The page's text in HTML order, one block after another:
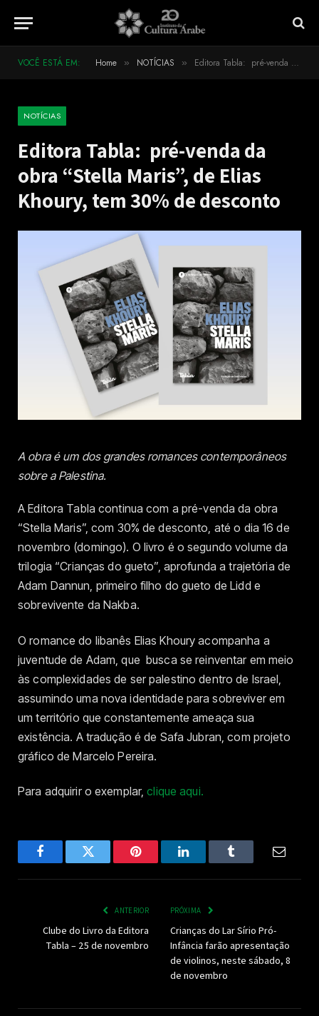
VOCÊ ESTÁ EM: Home » NOTÍCIAS » Editora Tabla: pré-venda da obra “Stella Maris”, de Elias Khoury, tem 30% de desconto
NOTÍCIAS
Editora Tabla: pré-venda da
obra “Stella Maris”, de Elias
Khoury, tem 30% de desconto
A obra é um dos grandes romances contemporâneos
sobre a Palestina.
A Editora Tabla continua com a pré-venda da obra
“Stella Maris”, com 30% de desconto, até o dia 16 de
novembro (domingo). O livro é o segundo volume da
trilogia “Crianças do gueto”, aprofunda a trajetória de
Adam Dannun, primeiro filho do gueto de Lidd e
sobrevivente da Nakba.
O romance do libanês Elias Khoury acompanha a
juventude de Adam, que busca se reinventar em meio
às complexidades de ser palestino dentro de Israel,
assumindo uma nova identidade para sobreviver em
um território que constantemente ameaça sua
existência. A tradução é de Safa Jubran, com projeto
gráfico de Marcelo Pereira.
Para adquirir o exemplar,clique aqui.
FacebookTwitter Pinterest LinkedInTumblr
ANTERIOR
Clube do Livro da Editora
Tabla – 25 de novembro
PRÓXIMA
Crianças do Lar Sírio Pró-
Infância farão apresentação
de violinos, neste sábado, 8
de novembro